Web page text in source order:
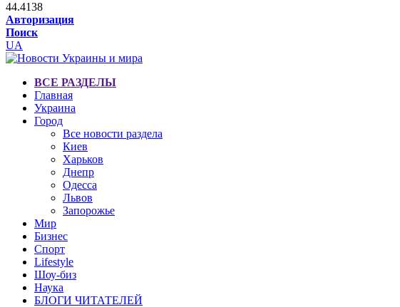
44.4138
Авторизация
Поиск
UA
ВСЕ РАЗДЕЛЫ
Главная
Украина
Город
Все новости раздела
Киев
Харьков
Днепр
Одесса
Львов
Запорожье
Мир
Бизнес
Спорт
Lifestyle
Шоу-биз
Наука
БЛОГИ ЧИТАТЕЛЕЙ